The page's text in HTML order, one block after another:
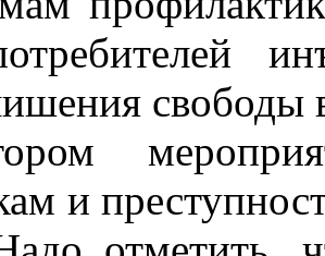
свободы
и